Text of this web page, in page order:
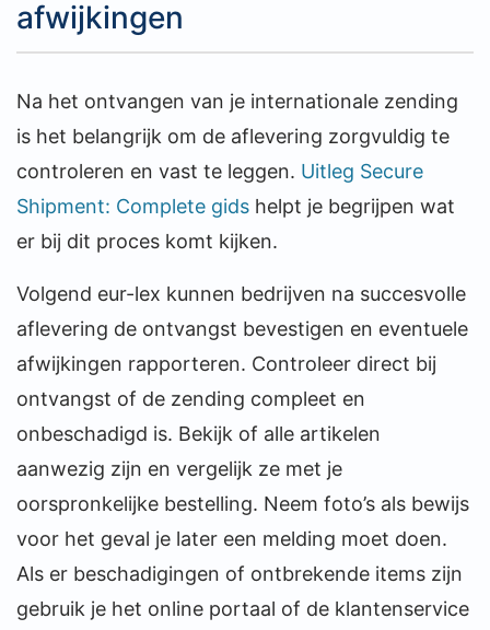
afwijkingen
Na het ontvangen van je internationale zending
is het belangrijk om de aflevering zorgvuldig te
controleren en vast te leggen. Uitleg Secure
Shipment: Complete gids helpt je begrijpen wat
er bij dit proces komt kijken.
Volgend eur-lex kunnen bedrijven na succesvolle
aflevering de ontvangst bevestigen en eventuele
afwijkingen rapporteren. Controleer direct bij
ontvangst of de zending compleet en
onbeschadigd is. Bekijk of alle artikelen
aanwezig zijn en vergelijk ze met je
oorspronkelijke bestelling. Neem foto’s als bewijs
voor het geval je later een melding moet doen.
Als er beschadigingen of ontbrekende items zijn
gebruik je het online portaal of de klantenservice